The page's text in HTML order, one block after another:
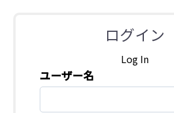
ログイン
Log In
ユーザー名